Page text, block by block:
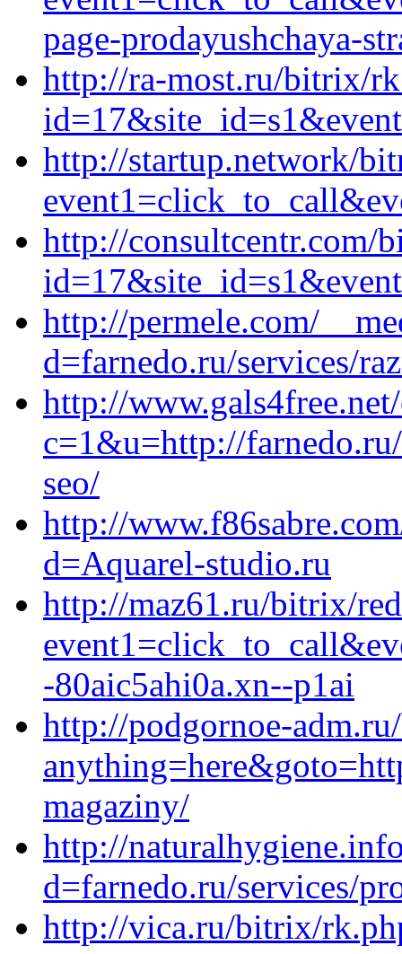
page-prodayushchaya-
http://ra-most.ru/bitrix/
http://startup.network/
http://consultcentr.com/
http://permele.com/
d=farnedo.ru/services/
http://
c=1&u=http://
seo/
http://
d=Aquarel-studio.ru
http://maz61.ru/bitrix/
-80aic5ahi0a.xn--p1ai
http://podgornoe-
magaziny/
http://
d=farnedo.ru/services/
http://vica.ru/bitrix/